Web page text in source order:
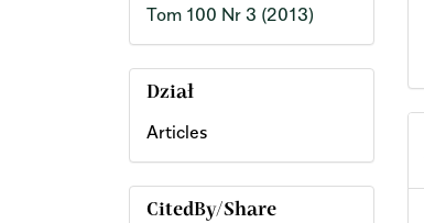
Tom 100 Nr 3 (2013)
Dział
Articles
CitedBy/Share